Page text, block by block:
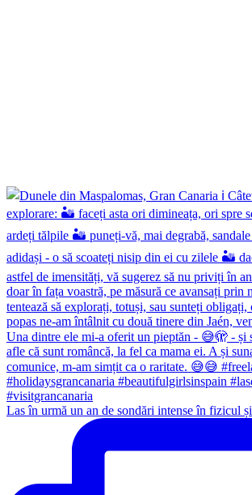
Las în urmă un an de sondări intense în fizicul și